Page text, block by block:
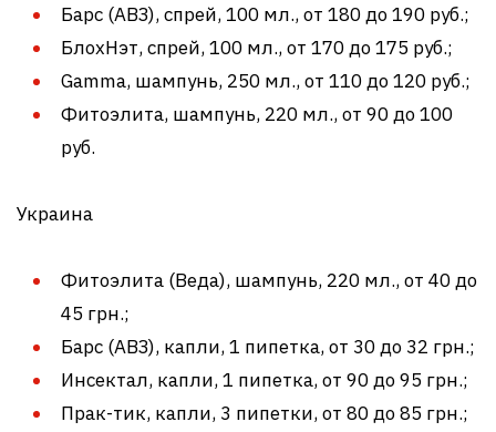
Барс (АВЗ), спрей, 100 мл., от 180 до 190 руб.;
БлохНэт, спрей, 100 мл., от 170 до 175 руб.;
Gamma, шампунь, 250 мл., от 110 до 120 руб.;
Фитоэлита, шампунь, 220 мл., от 90 до 100
руб.
Украина
Фитоэлита (Веда), шампунь, 220 мл., от 40 до
45 грн.;
Барс (АВЗ), капли, 1 пипетка, от 30 до 32 грн.;
Инсектал, капли, 1 пипетка, от 90 до 95 грн.;
Прак-тик, капли, 3 пипетки, от 80 до 85 грн.;